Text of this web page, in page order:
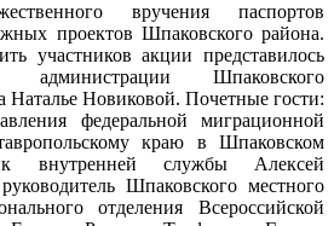
вручения паспортов
проектов Шпаковского района.
участников акции представилось
администрации Шпаковского
Наталье Новиковой. Почетные гости:
федеральной миграционной
краю в Шпаковском
внутренней службы Алексей
Шпаковского местного
отделения Всероссийской